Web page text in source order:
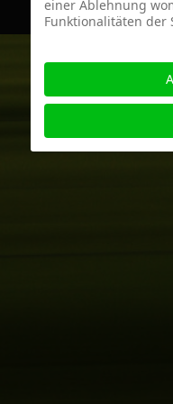
einer Ablehnung
Funktionalitäten der